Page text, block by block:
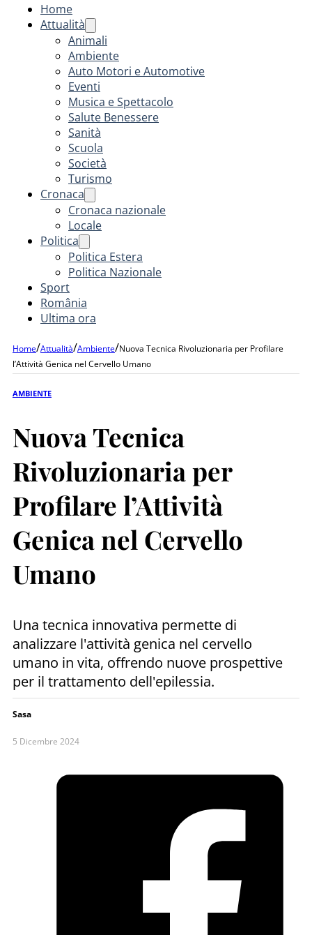
Home
Attualità
Animali
Ambiente
Auto Motori e Automotive
Eventi
Musica e Spettacolo
Salute Benessere
Sanità
Scuola
Società
Turismo
Cronaca
Cronaca nazionale
Locale
Politica
Politica Estera
Politica Nazionale
Sport
România
Ultima ora
Home/Attualità/Ambiente/Nuova Tecnica Rivoluzionaria per Profilare
l’Attività Genica nel Cervello Umano
AMBIENTE
Nuova Tecnica
Rivoluzionaria per
Profilare l’Attività
Genica nel Cervello
Umano
Una tecnica innovativa permette di
analizzare l'attività genica nel cervello
umano in vita, offrendo nuove prospettive
per il trattamento dell'epilessia.
Sasa
5 Dicembre 2024